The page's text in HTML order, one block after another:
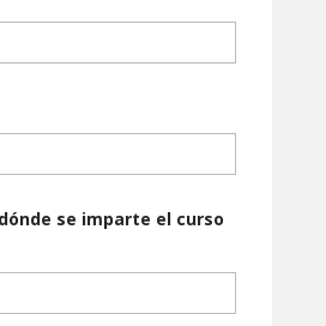
se imparte el curso